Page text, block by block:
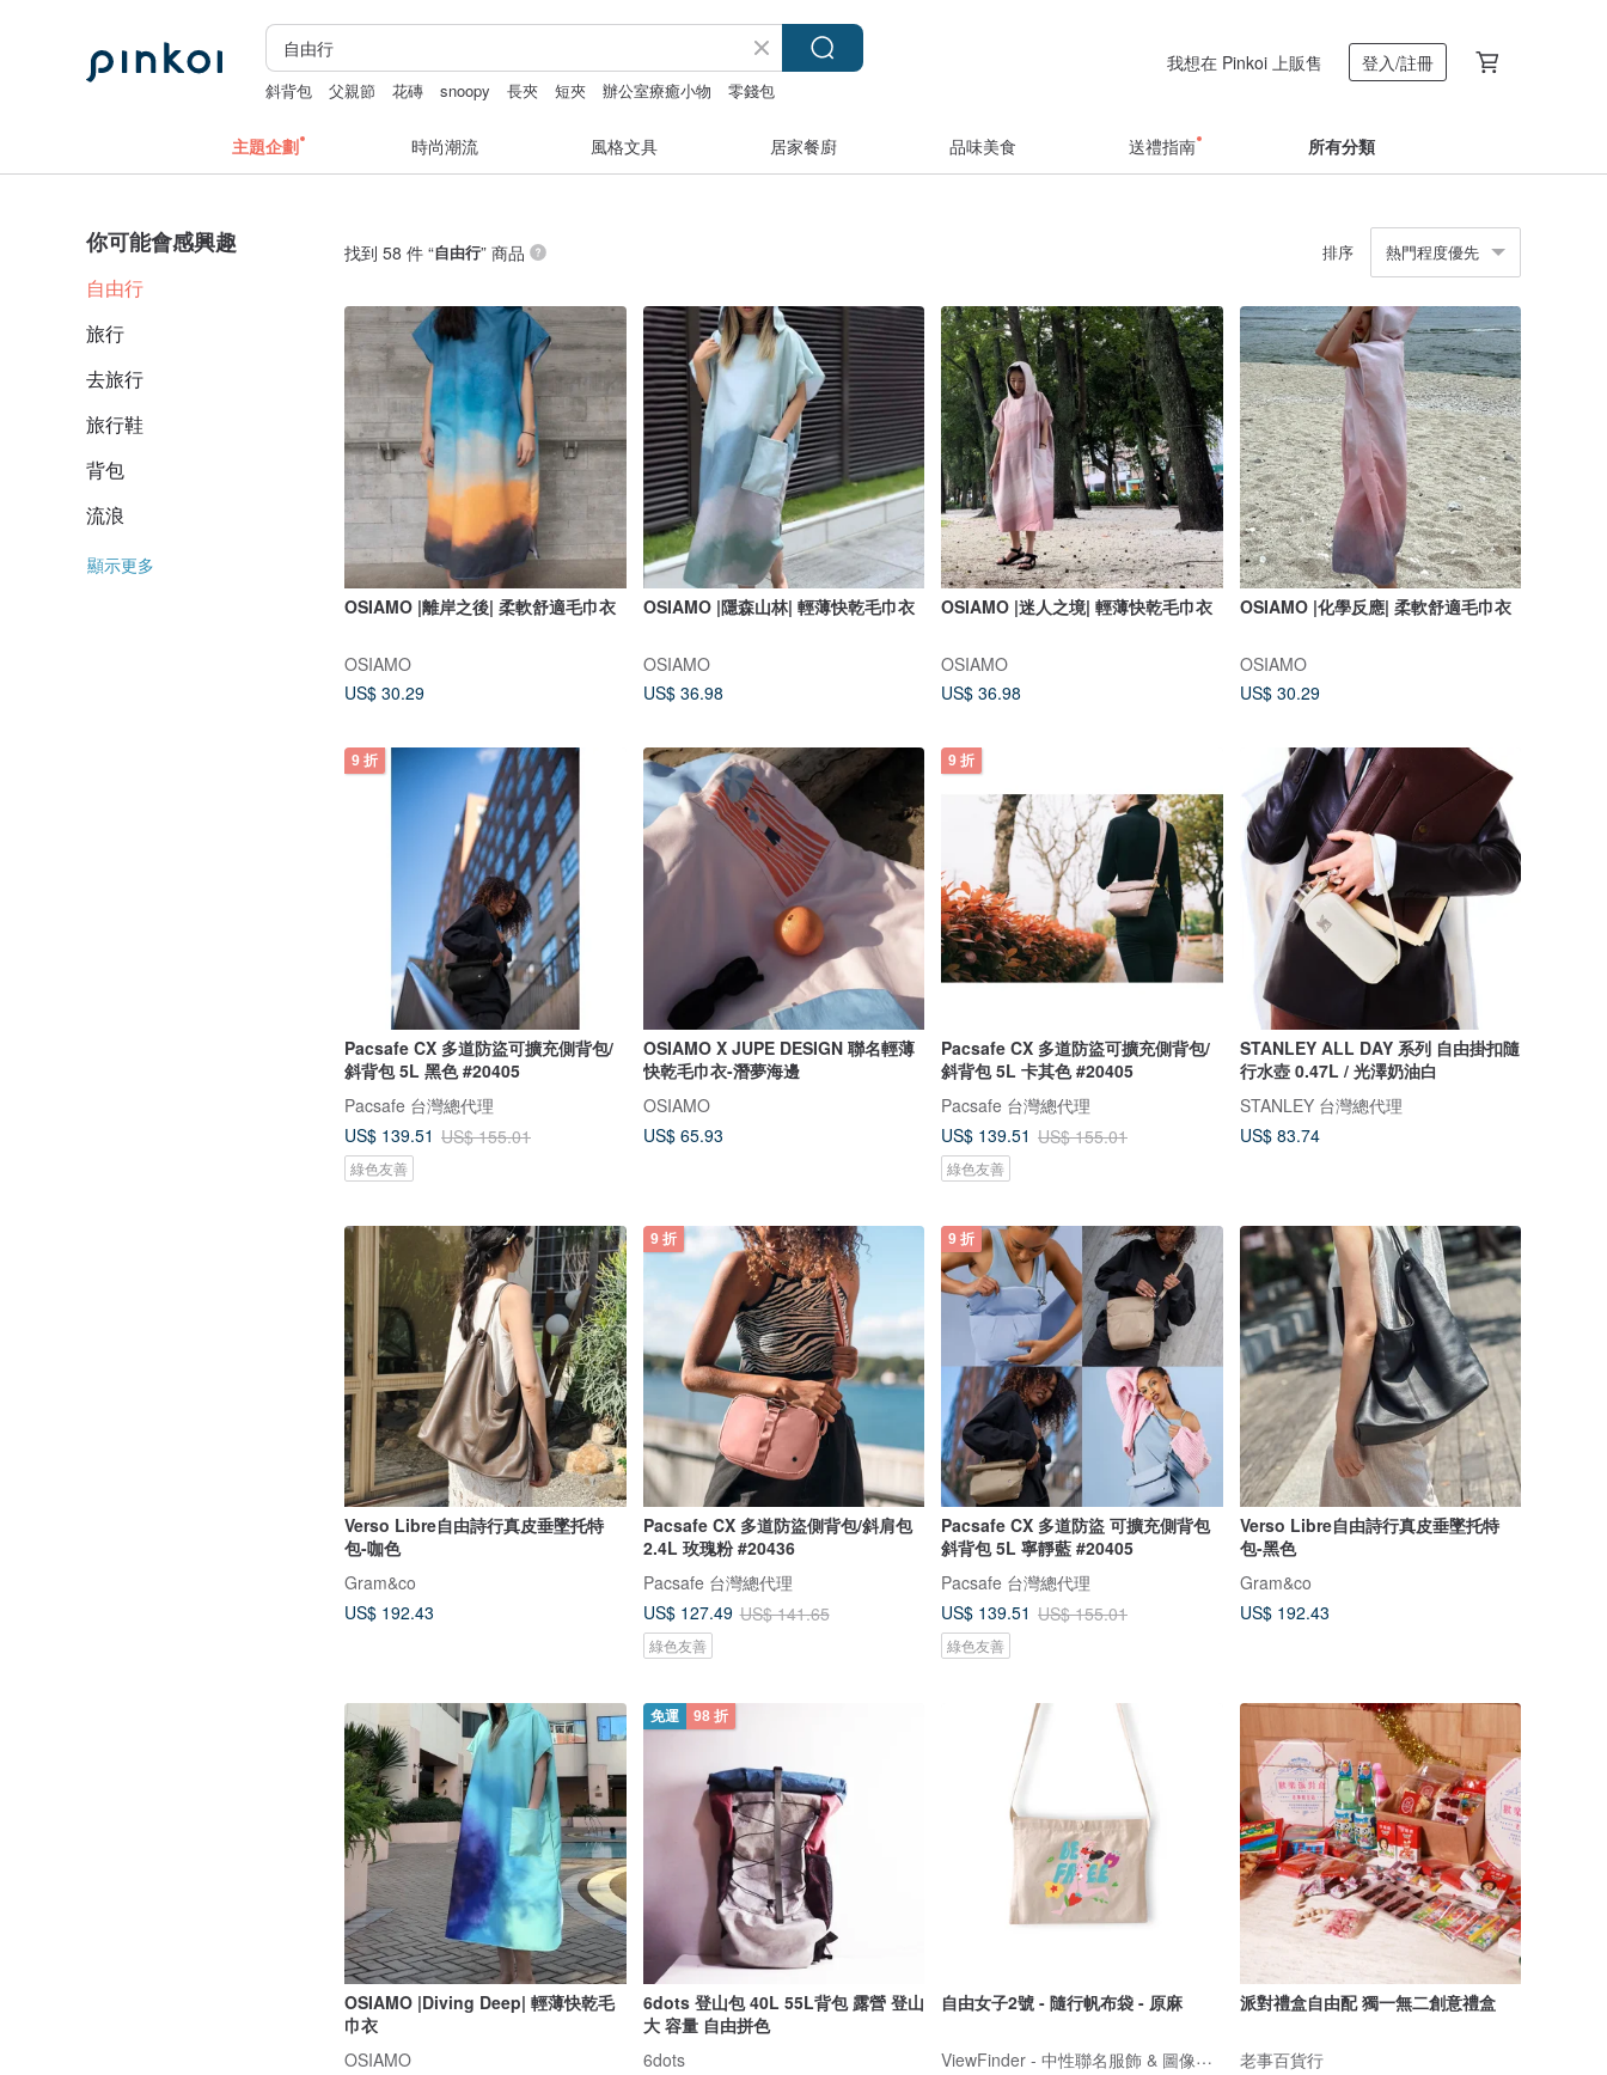
斜背包 父親節 花磚 snoopy 長夾 短夾 辦公室療癒小物 零錢包
我想在 Pinkoi 上販售 登入/註冊
主題企劃 時尚潮流 風格文具 居家餐廚 品味美食 送禮指南 所有分類
你可能會感興趣
自由行
旅行
去旅行
旅行鞋
背包
流浪
顯示更多
找到 58 件 “自由行” 商品 排序 熱門程度優先
OSIAMO |離岸之後| 柔軟舒適毛巾衣
OSIAMO
US$ 30.29
OSIAMO |隱森山林| 輕薄快乾毛巾衣
OSIAMO
US$ 36.98
OSIAMO |迷人之境| 輕薄快乾毛巾衣
OSIAMO
US$ 36.98
OSIAMO |化學反應| 柔軟舒適毛巾衣
OSIAMO
US$ 30.29
9 折
Pacsafe CX 多道防盜可擴充側背包/
斜背包 5L 黑色 #20405
Pacsafe 台灣總代理
US$ 139.51 US$ 155.01
綠色友善
OSIAMO X JUPE DESIGN 聯名輕薄
快乾毛巾衣-潛夢海邊
OSIAMO
US$ 65.93
9 折
Pacsafe CX 多道防盜可擴充側背包/
斜背包 5L 卡其色 #20405
Pacsafe 台灣總代理
US$ 139.51 US$ 155.01
綠色友善
STANLEY ALL DAY 系列 自由掛扣隨
行水壺 0.47L / 光澤奶油白
STANLEY 台灣總代理
US$ 83.74
Verso Libre自由詩行真皮垂墜托特
包-咖色
Gram&co
US$ 192.43
9 折
Pacsafe CX 多道防盜側背包/斜肩包
2.4L 玫瑰粉 #20436
Pacsafe 台灣總代理
US$ 127.49 US$ 141.65
綠色友善
9 折
Pacsafe CX 多道防盜 可擴充側背包
斜背包 5L 寧靜藍 #20405
Pacsafe 台灣總代理
US$ 139.51 US$ 155.01
綠色友善
Verso Libre自由詩行真皮垂墜托特
包-黑色
Gram&co
US$ 192.43
OSIAMO |Diving Deep| 輕薄快乾毛
巾衣
OSIAMO
免運 98 折
6dots 登山包 40L 55L背包 露營 登山
大 容量 自由拼色
6dots
自由女子2號 - 隨行帆布袋 - 原麻
ViewFinder - 中性聯名服飾 & 圖像授權周邊
派對禮盒自由配 獨一無二創意禮盒
老事百貨行